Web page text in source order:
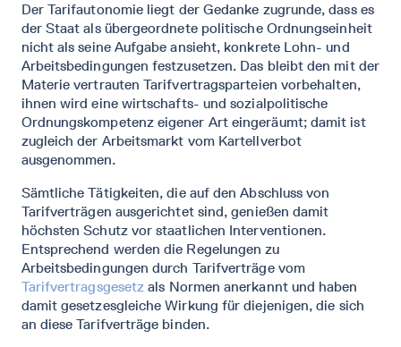
Der Tarifautonomie liegt der Gedanke zugrunde, dass es
der Staat als übergeordnete politische Ordnungseinheit
nicht als seine Aufgabe ansieht, konkrete Lohn- und
Arbeitsbedingungen festzusetzen. Das bleibt den mit der
Materie vertrauten Tarifvertragsparteien vorbehalten,
ihnen wird eine wirtschafts- und sozialpolitische
Ordnungskompetenz eigener Art eingeräumt; damit ist
zugleich der Arbeitsmarkt vom Kartellverbot
ausgenommen.
Sämtliche Tätigkeiten, die auf den Abschluss von
Tarifverträgen ausgerichtet sind, genießen damit
höchsten Schutz vor staatlichen Interventionen.
Entsprechend werden die Regelungen zu
Arbeitsbedingungen durch Tarifverträge vom
Tarifvertragsgesetz als Normen anerkannt und haben
damit gesetzesgleiche Wirkung für diejenigen, die sich
an diese Tarifverträge binden.